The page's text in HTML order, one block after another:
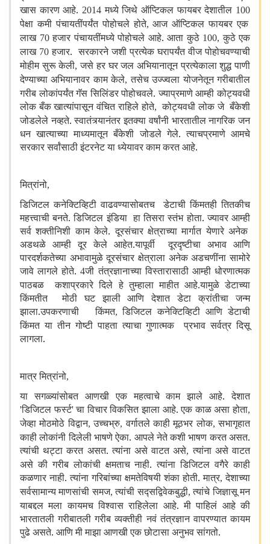
खास कारण आहे. 2014 मध्ये जिथे ऑप्टिकल फायबर देशातील 100
पेक्षा कमी पंचायतींपर्यंत पोहोचले होते,आज ऑप्टिकल फायबर एक
लाख 70हजार पंचायतींमध्ये पोहोचले आहे. आता कुठे 100,कुठे एक
लाख 70 हजार. सरकारने जशी प्रत्येक घरापर्यंत वीज पोहोचवण्याची
मोहीम सुरू केली,जसे हर घर जल अभियानातून प्रत्येकाला शुद्ध पाणी
देण्याच्या अभियानावर काम केले,तसेच उज्ज्वला योजनेतून गरीबातील
गरीब लोकांपर्यंत गॅस सिलिंडर पोहोचवले. ज्याप्रमाणे आम्ही कोट्यवधी
लोक बँक खात्यांपासून वंचित राहिले होते,कोट्यवधी लोक जे बँकेशी
जोडलेले नव्हते. स्वातंत्र्यानंतर इतक्या वर्षांनी भारतातील नागरिक जन
धन खात्याच्या माध्यमातून बँकेशी जोडले गेले. त्याचप्रमाणे आमचे
सरकार सर्वांसाठी इंटरनेट या ध्येयावर काम करत आहे.
मित्रांनो,
डिजिटल कनेक्टिव्हिटी वाढवण्यासोबतच डेटाची किंमतही तितकीच
महत्त्वाची बनते. डिजिटल इंडिया हा तिसरा स्तंभ होता. ज्यावर आम्ही
सर्व शक्तीनिशी काम केले. दूरसंचार क्षेत्राच्या मार्गात येणारे अनेक
अडथळे आम्ही दूर केले आहेत.यापूर्वी दूरदृष्टीचा अभाव आणि
पारदर्शकतेच्या अभावामुळे दूरसंचार क्षेत्राला अनेक अडचणींना सामोरे
जावे लागले होते.4जी तंत्रज्ञानाच्या विस्तारासाठी आम्ही धोरणात्मक
पाठबळ कशाप्रकारे दिले हे तुम्हाला माहीत आहे.यामुळे डेटाच्या
किंमतीत मोठी घट झाली आणि देशात डेटा क्रांतीचा जन्म
झाला.उपकरणाची किंमत,डिजिटल कनेक्टिव्हिटी आणि डेटाची
किंमत या तीन गोष्टी पाहता त्याचा गुणात्मक प्रभाव सर्वत्र दिसू
लागला.
मात्र मित्रांनो,
या सगळ्यांसोबत आणखी एक महत्वाचे काम झाले आहे. देशात
'डिजिटल फर्स्ट'चा विचार विकसित झाला आहे. एक काळ असा होता,
जेव्हा मोठमोठे विद्वान,उच्चभ्रु,वर्गातले काही मूठभर लोक,सभागृहात
काही लोकांनी दिलेली भाषणे ऐका. आपले नेते कशी भाषण करत असत.
त्यांची थट्टा करत असत. त्यांना असे वाटत असे,त्यांना असे वाटत
असे की गरीब लोकांची क्षमताच नाही. त्यांना डिजिटल वगैरे काही
कळणार नाही. त्यांना गरिबांच्या क्षमतेविषयी शंका होती. मात्र,देशाच्या
सर्वसामान्य माणसांची समज,त्यांची सद्सद्विवेकबुद्धी,त्यांचे जिज्ञासू मन
याबद्दल मला कायमच विश्वास राहिलेला आहे. मी पाहिलं आहे की
भारतातली गरीबातली गरीब व्यक्तीही नवं तंत्रज्ञान वापरण्यात कायम
पुढे असते. आणि मी माझा आणखी एक छोटासा अनुभव सांगतो.